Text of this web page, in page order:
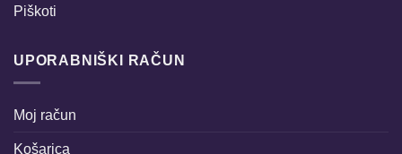
Piškoti
UPORABNIŠKI RAČUN
Moj račun
Košarica